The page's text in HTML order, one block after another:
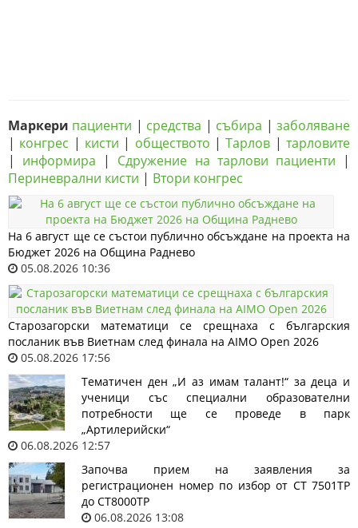
Маркери пациенти | средства | събира |заболяване
| конгрес | кисти | обществото |Тарлов |тарловите
| информира | Сдружение на тарлови пациенти |
Периневрални кисти | Втори конгрес
На 6 август ще се състои публично обсъждане на проекта на
Бюджет 2026 на Община Раднево
05.08.2026 10:36
Старозагорски математици се срещнаха с българския
посланик във Виетнам след финала на AIMO Open 2026
05.08.2026 17:56
Тематичен ден „И аз имам талант!“ за деца и
ученици със специални образователни
потребности ще се проведе в парк
„Артилерийски“
06.08.2026 12:57
Започва прием на заявления за
регистрационен номер по избор от СТ 7501ТР
до СТ8000ТР
06.08.2026 13:08